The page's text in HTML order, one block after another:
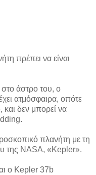
πρέπει να είναι
άστρο του, ο
ατμόσφαιρα, οπότε
και δεν μπορεί να
πλανήτη με τη
της NASA, «Kepler».
ο Kepler 37b